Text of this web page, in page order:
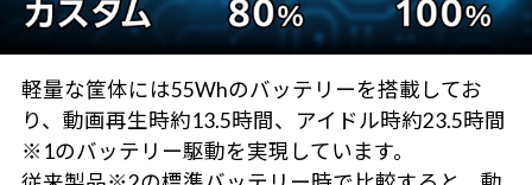
軽量な筐体には55Whのバッテリーを搭載してお
り、動画再生時約13.5時間、アイドル時約23.5時間
※1のバッテリー駆動を実現しています。